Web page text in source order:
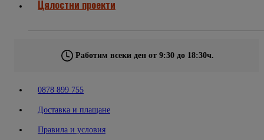
Цялостни проекти
Работим всеки ден от 9:30 до 18:30ч.
0878 899 755
Доставка и плащане
Правила и условия